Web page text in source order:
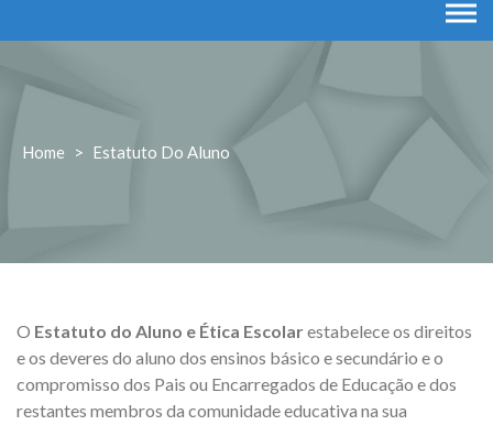
Home > Estatuto Do Aluno
O Estatuto do Aluno e Ética Escolarestabelece os direitos
e os deveres do aluno dos ensinos básico e secundário e o
compromisso dos Pais ou Encarregados de Educação e dos
restantes membros da comunidade educativa na sua